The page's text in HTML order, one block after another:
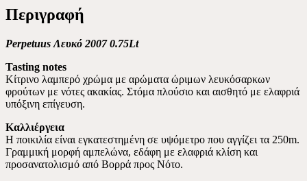
Περιγραφή
Perpetuus Λευκό 2007 0.75Lt
Tasting notes
Κίτρινο λαμπερό χρώμα με αρώματα ώριμων λευκόσαρκων
φρούτων με νότες ακακίας. Στόμα πλούσιο και αισθητό με ελαφριά
υπόξινη επίγευση.
Καλλιέργεια
Η ποικιλία είναι εγκατεστημένη σε υψόμετρο που αγγίζει τα 250m.
Γραμμική μορφή αμπελώνα, εδάφη με ελαφριά κλίση και
προσανατολισμό από Βορρά προς Νότo.